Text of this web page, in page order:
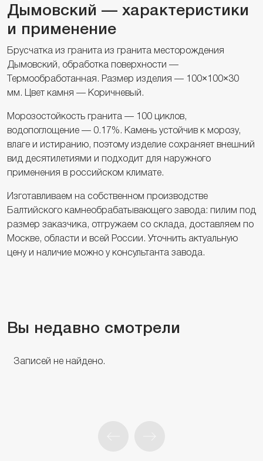
Дымовский — характеристики
и применение
Брусчатка из гранита из гранита месторождения
Дымовский, обработка поверхности —
Термообработанная. Размер изделия — 100×100×30
мм. Цвет камня — Коричневый.
Морозостойкость гранита — 100 циклов,
водопоглощение — 0.17%. Камень устойчив к морозу,
влаге и истиранию, поэтому изделие сохраняет внешний
вид десятилетиями и подходит для наружного
применения в российском климате.
Изготавливаем на собственном производстве
Балтийского камнеобрабатывающего завода: пилим под
размер заказчика, отгружаем со склада, доставляем по
Москве, области и всей России. Уточнить актуальную
цену и наличие можно у консультанта завода.
Вы недавно смотрели
Записей не найдено.